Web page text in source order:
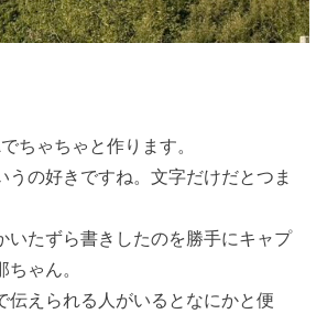
ちゃちゃと作ります。
うの好きですね。文字だけだとつま
いたずら書きしたのを勝手にキャプ
ゃん。
伝えられる人がいるとなにかと便